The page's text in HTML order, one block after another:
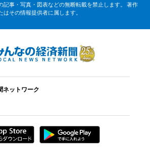
記事・写真・図表などの無断転載を禁止します。 著作
その情報提供者に属します。
ネットワーク